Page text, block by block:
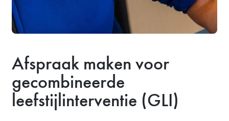
Afspraak maken voor
gecombineerde
leefstijlinterventie (GLI)